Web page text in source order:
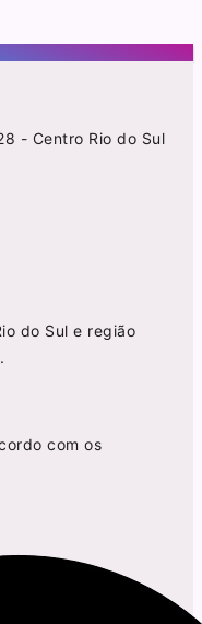
- Centro Rio do Sul
do Sul e região
com os